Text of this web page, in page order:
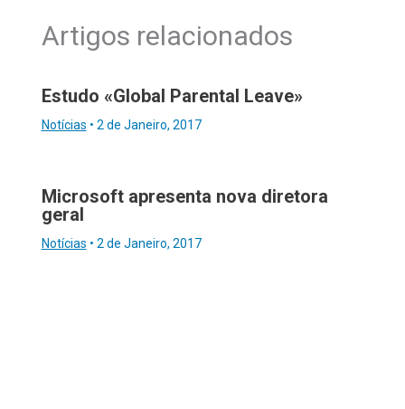
Artigos relacionados
Estudo «Global Parental Leave»
Notícias • 2 de Janeiro, 2017
Microsoft apresenta nova diretora
geral
Notícias • 2 de Janeiro, 2017